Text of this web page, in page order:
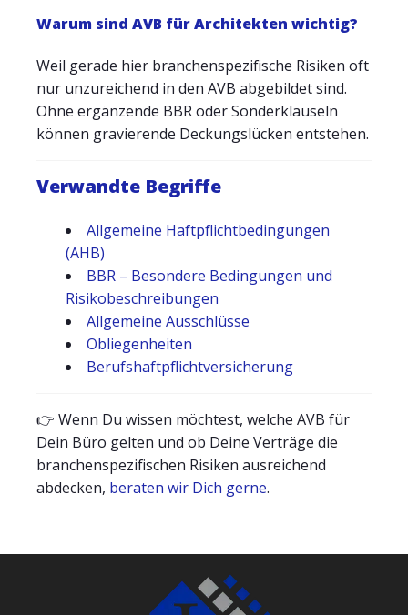
Warum sind AVB für Architekten wichtig?
Weil gerade hier branchenspezifische Risiken oft
nur unzureichend in den AVB abgebildet sind.
Ohne ergänzende BBR oder Sonderklauseln
können gravierende Deckungslücken entstehen.
Verwandte Begriffe
Allgemeine Haftpflichtbedingungen
(AHB)
BBR – Besondere Bedingungen und
Risikobeschreibungen
Allgemeine Ausschlüsse
Obliegenheiten
Berufshaftpflichtversicherung
👉 Wenn Du wissen möchtest, welche AVB für
Dein Büro gelten und ob Deine Verträge die
branchenspezifischen Risiken ausreichend
abdecken, beraten wir Dich gerne.